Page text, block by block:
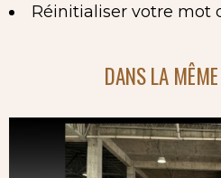
Réinitialiser votre mot
DANS LA